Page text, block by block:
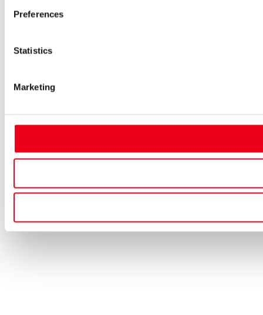
Preferences
Statistics
Marketing